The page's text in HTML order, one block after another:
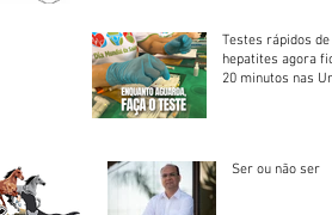
Testes rápidos
hepatites agora
20 minutos nas
Ser ou não ser